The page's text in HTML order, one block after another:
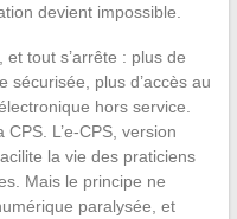
devient impossible.
tout s’arrête : plus de
sécurisée, plus d’accès au
hors service.
L’e-CPS, version
la vie des praticiens
Mais le principe ne
paralysée, et